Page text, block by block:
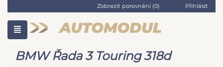
Zobrazit porovnání (0) Přihlásit
BMW Řada 3 Touring 318d